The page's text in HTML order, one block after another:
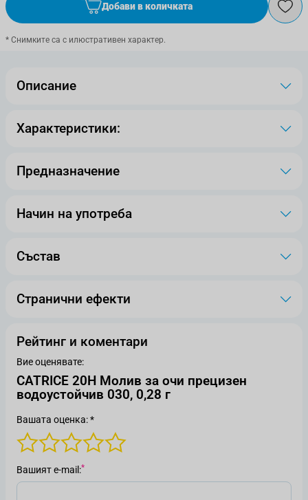
Добави в количката
* Снимките са с илюстративен характер.
Описание
Характеристики:
Предназначение
Начин на употреба
Състав
Странични ефекти
Рейтинг и коментари
Вие оценявате:
CATRICE 20H Молив за очи прецизен
водоустойчив 030, 0,28 г
Вашата оценка: *
Вашият е-mail